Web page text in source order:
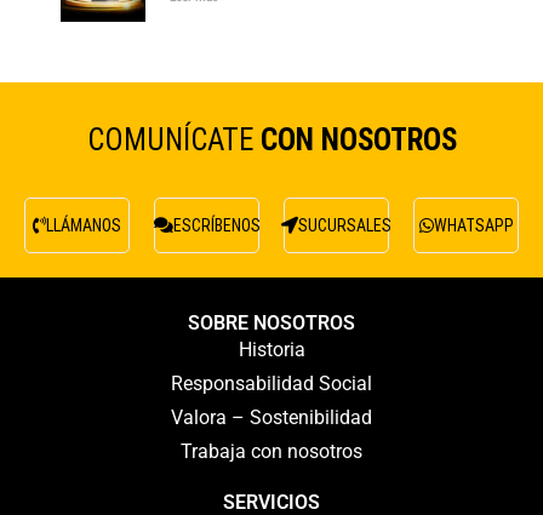
COMUNÍCATE CON NOSOTROS
LLÁMANOS ESCRÍBENOS SUCURSALES WHATSAPP
SOBRE NOSOTROS
Historia
Responsabilidad Social
Valora – Sostenibilidad
Trabaja con nosotros
SERVICIOS